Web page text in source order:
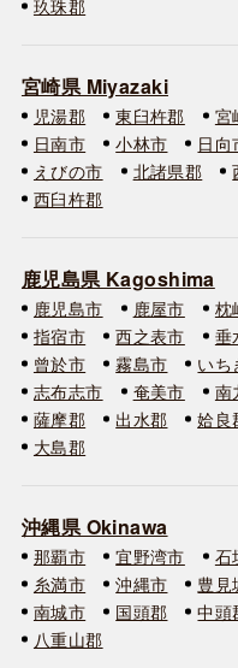
玖珠郡
宮崎県 Miyazaki
児湯郡 東臼杵郡 宮
日南市
小林市 日向
えびの市
北諸県郡
西臼杵郡
鹿児島県 Kagoshima
鹿児島市 鹿屋市 枕
指宿市
西之表市 垂
曾於市
霧島市 いち
志布志市
奄美市 南
薩摩郡
出水郡 姶良
大島郡
沖縄県 Okinawa
那覇市 宜野湾市 石
糸満市
沖縄市 豊見
南城市
国頭郡 中頭
八重山郡